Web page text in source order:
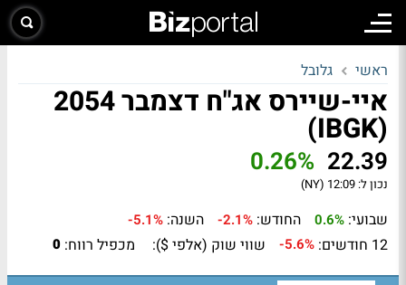
ראשי גלובל
איי-שיירס אג"ח דצמבר 2054
(IBGK)
22.39
0.26%
נכון ל: 12:09 (NY)
שבועי: 0.6% החודש: -2.1% השנה: -5.1%
12 חודשים: -5.6% שווי שוק (אלפי $): מכפיל רווח: 0